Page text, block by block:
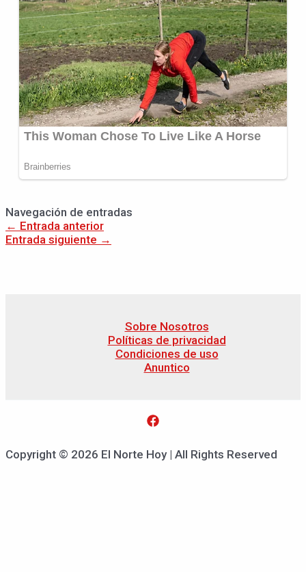
Navegación de entradas
← Entrada anterior
Entrada siguiente →
Sobre Nosotros
Políticas de privacidad
Condiciones de uso
Anuntico
Copyright © 2026 El Norte Hoy | All Rights Reserved